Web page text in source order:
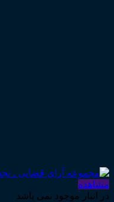
مشاهده
در انبار موجود نمی باشد